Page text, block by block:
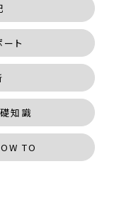
ト
知識
TO